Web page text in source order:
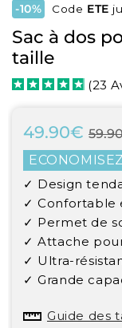
-10% Code ETE
Sac à dos
taille
(23
49.90€
Unit
price
ECONOMISEZ
✓ Design
✓ Confortable
✓ Permet de
✓ Attache
✓ Ultra-
✓ Grande
Guide des